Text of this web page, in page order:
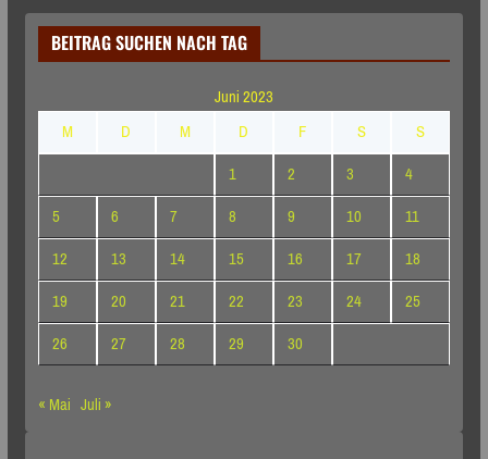
BEITRAG SUCHEN NACH TAG
Juni 2023
M
D M D F S
S
1
2 3
4
5
6 7 8 9 10
11
12
13 14 15 16 17
18
19
20 21 22 23 24
25
26
27 28 29
30
« Mai Juli »